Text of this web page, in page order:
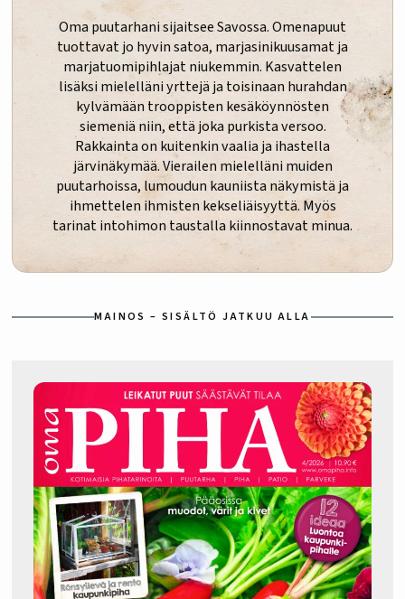
Oma puutarhani sijaitsee Savossa. Omenapuut
tuottavat jo hyvin satoa, marjasinikuusamat ja
marjatuomipihlajat niukemmin. Kasvattelen
lisäksi mielelläni yrttejä ja toisinaan hurahdan
kylvämään trooppisten kesäköynnösten
siemeniä niin, että joka purkista versoo.
Rakkainta on kuitenkin vaalia ja ihastella
järvinäkymää. Vierailen mielelläni muiden
puutarhoissa, lumoudun kauniista näkymistä ja
ihmettelen ihmisten kekseliäisyyttä. Myös
tarinat intohimon taustalla kiinnostavat minua.
MAINOS – SISÄLTÖ JATKUU ALLA